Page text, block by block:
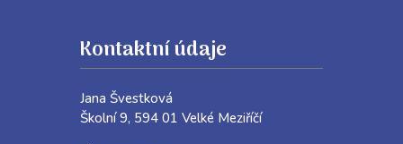
Kontaktní údaje
Jana Švestková
Školní 9, 594 01 Velké Meziříčí